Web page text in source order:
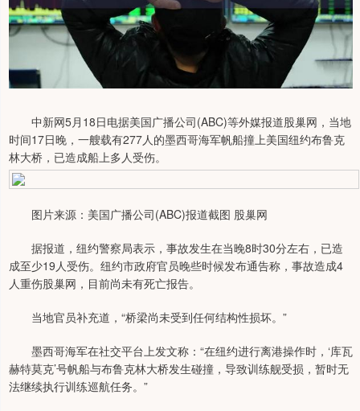
中新网5月18日电据美国广播公司(ABC)等外媒报道股巢网，当地
时间17日晚，一艘载有277人的墨西哥海军帆船撞上美国纽约布鲁克
林大桥，已造成船上多人受伤。
图片来源：美国广播公司(ABC)报道截图 股巢网
据报道，纽约警察局表示，事故发生在当晚8时30分左右，已造
成至少19人受伤。纽约市政府官员晚些时候发布通告称，事故造成4
人重伤股巢网，目前尚未有死亡报告。
当地官员补充道，“桥梁尚未受到任何结构性损坏。”
墨西哥海军在社交平台上发文称：“在纽约进行离港操作时，‘库瓦
赫特莫克’号帆船与布鲁克林大桥发生碰撞，导致训练舰受损，暂时无
法继续执行训练巡航任务。”